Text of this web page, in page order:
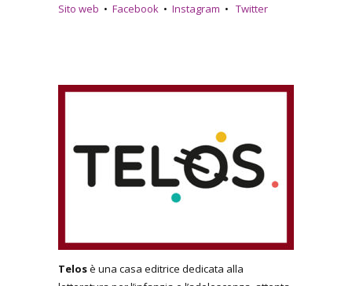
Sito web • Facebook • Instagram • Twitter
Telosè una casa editrice dedicata alla